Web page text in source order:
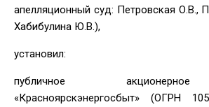
апелляционный суд: Петровская О.В.,
Хабибулина Ю.В.),
установил:
публичное
«Красноярскэнергосбыт» (ОГРН